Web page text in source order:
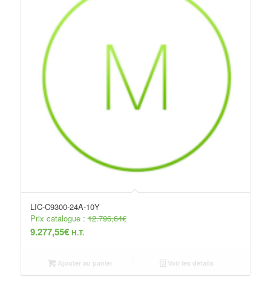
LIC-C9300-24A-10Y
Prix catalogue :12.796,64€
9.277,55€ H.T.
Ajouter au panier Voir les détails